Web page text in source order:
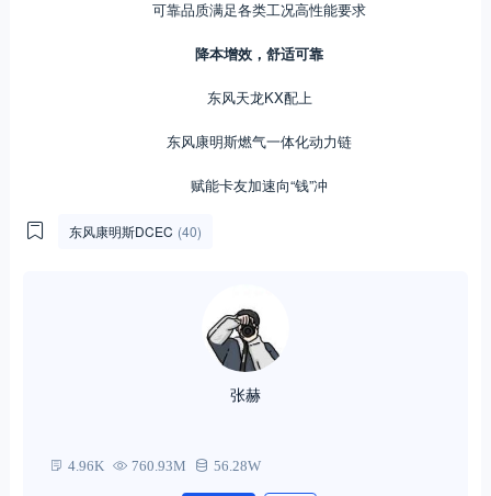
可靠品质满足各类工况高性能要求
降本增效，舒适可靠
东风天龙KX配上
东风康明斯燃气一体化动力链
赋能卡友加速向“钱”冲
东风康明斯DCEC (40)
张赫
4.96K 760.93M 56.28W